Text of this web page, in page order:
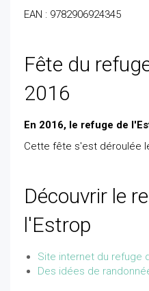
EAN : 9782906924345
Fête du
2016
En 2016, le refuge de
Cette fête s'est déroulée
Découvrir le
l'Estrop
Site internet du refuge
Des idées de